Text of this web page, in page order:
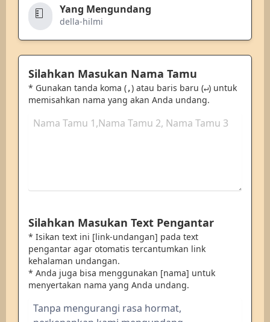
Yang Mengundang
della-hilmi
Silahkan Masukan Nama Tamu
* Gunakan tanda koma (,) atau baris baru (↵) untuk
memisahkan nama yang akan Anda undang.
Silahkan Masukan Text Pengantar
* Isikan text ini [link-undangan] pada text
pengantar agar otomatis tercantumkan link
kehalaman undangan.
* Anda juga bisa menggunakan [nama] untuk
menyertakan nama yang Anda undang.